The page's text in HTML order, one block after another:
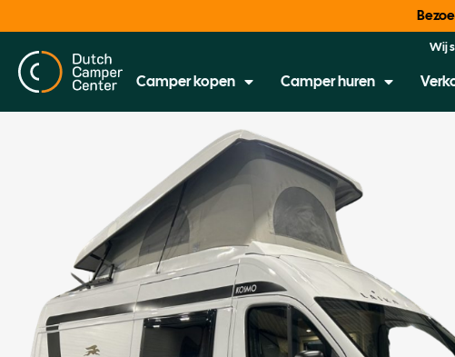
Wij
Camper kopen Camper huren